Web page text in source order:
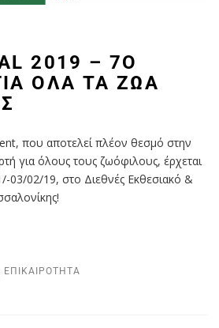
2019 – 7Ο
ΌΛΑ ΤΑ ΖΏΑ
που αποτελεί πλέον θεσμό στην
για όλους τους ζωόφιλους, έρχεται
03/02/19, στο Διεθνές Εκθεσιακό &
ΕΠΙΚΑΙΡΌΤΗΤΑ